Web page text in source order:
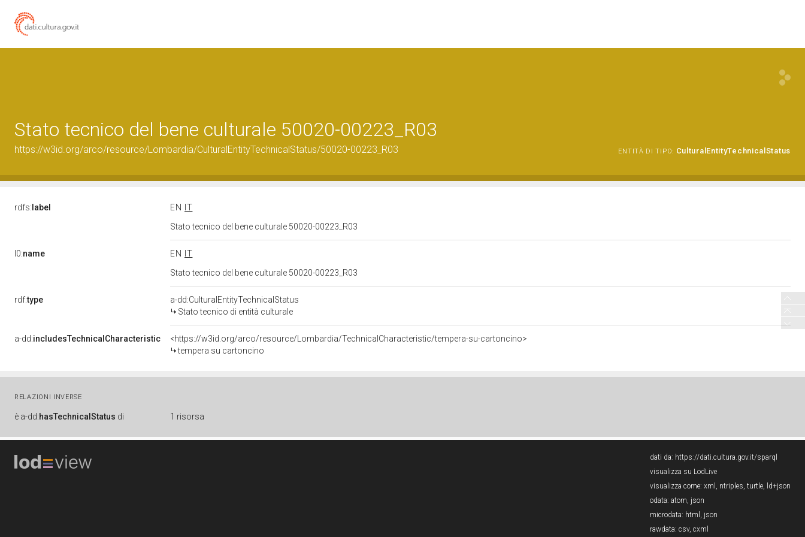
Stato tecnico del bene culturale 50020-00223_R03
https://w3id.org/arco/resource/Lombardia/CulturalEntityTechnicalStatus/50020-00223_R03 ENTITÀ DI TIPO: CulturalEntityTechnicalStatus
rdfs: label EN
IT
Stato tecnico del bene culturale 50020-00223_R03
l0:name EN
IT
Stato tecnico del bene culturale 50020-00223_R03
rdf:type
a-dd:CulturalEntityTechnicalStatus
Stato tecnico di entità culturale
a-dd:includesTechnicalCharacteristic
<https://w3id.org/arco/resource/Lombardia/TechnicalCharacteristic/tempera-su-cartoncino>
tempera su cartoncino
RELAZIONI INVERSE
è a-dd:hasTechnicalStatus di 1 risorsa
dati da: https://dati.cultura.gov.it/sparql
visualizza su LodLive
visualizza come: xml , ntriples, turtle, ld+json
odata: atom, json
microdata: html , json
rawdata: csv, cxml